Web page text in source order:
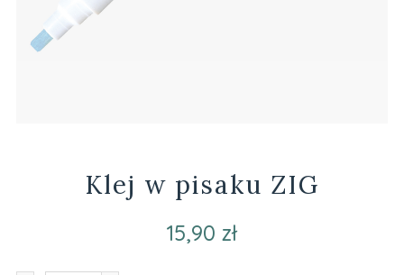
Klej w pisaku ZIG
15,90 zł